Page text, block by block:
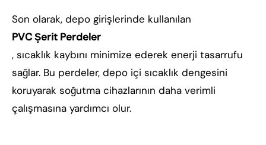
Son olarak, depo girişlerinde kullanılan
PVC Şerit Perdeler
, sıcaklık kaybını minimize ederek enerji tasarrufu
sağlar. Bu perdeler, depo içi sıcaklık dengesini
koruyarak soğutma cihazlarının daha verimli
çalışmasına yardımcı olur.